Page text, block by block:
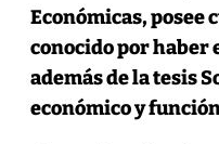
Económicas, posee
conocido por haber
además de la tesis
económico y